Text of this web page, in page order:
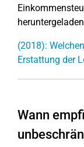
(2018):
Erstattung der
Wann